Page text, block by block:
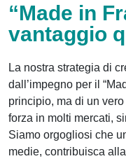
“Made in
vantaggio
La nostra strategia di
dall’impegno per il
principio, ma di un
forza in molti mercati,
Siamo orgogliosi che
medie, contribuisca